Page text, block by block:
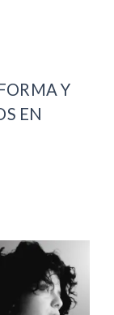
Y
EN